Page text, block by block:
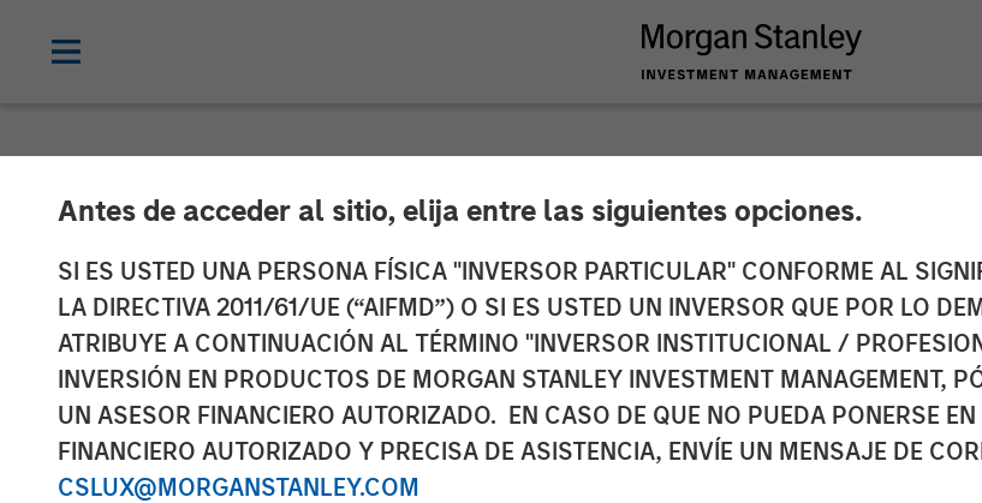
Antes de acceder al sitio, elija entre las siguientes opciones.
SI ES USTED UNA PERSONA FÍSICA "INVERSOR PARTICULAR" CONFORME AL
LA DIRECTIVA 2011/61/UE (“AIFMD”) O SI ES USTED UN INVERSOR QUE POR LO
ATRIBUYE A CONTINUACIÓN AL TÉRMINO "INVERSOR INSTITUCIONAL /
INVERSIÓN EN PRODUCTOS DE MORGAN STANLEY INVESTMENT MANAGEMENT,
UN ASESOR FINANCIERO AUTORIZADO. EN CASO DE QUE NO PUEDA PONERSE
FINANCIERO AUTORIZADO Y PRECISA DE ASISTENCIA, ENVÍE UN MENSAJE DE
CSLUX@MORGANSTANLEY.COM
Morgan Stanley Credit
Mezzanine Investment in H.D.
18 OCTUBRE 2011